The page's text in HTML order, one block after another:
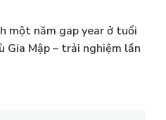
một năm gap year ở tuổi
Gia Mập – trải nghiệm lần